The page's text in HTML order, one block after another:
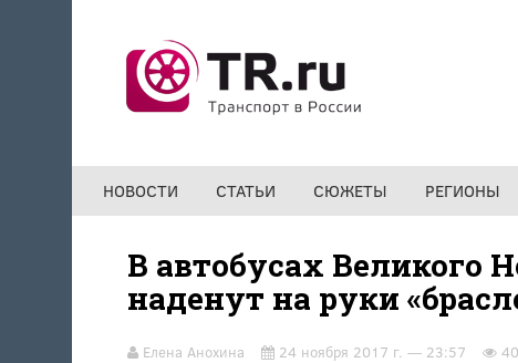
НОВОСТИ СТАТЬИ СЮЖЕТЫ РЕГИОНЫ
В автобусах Великого
наденут на руки
Елена Анохина 24 ноября 2017 г. — 23:57